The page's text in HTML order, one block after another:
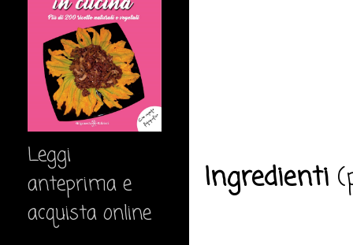
Ingredienti
Leggi
anteprima e
acquista online